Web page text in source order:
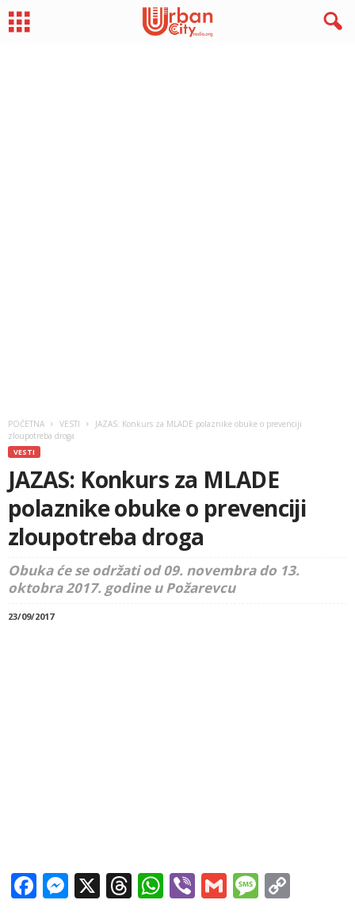
POČETNA VESTI
JAZAS: Konkurs za MLADE polaznike obuke o prevenciji
zloupotreba droga
VESTI
JAZAS: Konkurs za MLADE
polaznike obuke o prevenciji
zloupotreba droga
Obuka će se održati od 09. novembra do 13.
oktobra 2017. godine u Požarevcu
23/09/2017
Facebook
Messenger
X Threads
WhatsApp
ViberGmail